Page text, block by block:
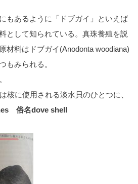
もあるように「ドブガイ」といえば
として知られている。真珠養殖を説
材料はドブガイ(Anodonta woodiana)
もみられる。
核に使用される淡水貝のひとつに、
俗名dove shell